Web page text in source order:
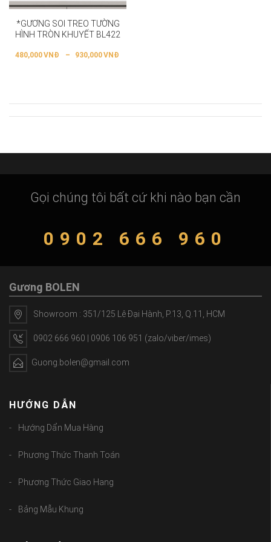
*GƯƠNG SOI TREO TƯỜNG
HÌNH TRÒN KHUYẾT BL422
480,000VNĐ – 930,000VNĐ
Gọi chúng tôi bất cứ khi nào bạn cần
0902 666 960
Gương BOLEN
Showroom : 351/125 Lê Đại Hành, P.13, Q.11, HCM
0902 666 960 | 0906 106 951 (zalo/viber/imes)
Guong.bolen@gmail.com
HƯỚNG DẪN
Hướng Dẩn Mua Hàng
Phương Thức Thanh Toán
Phương Thức Giao Hang
Bảng Mẫu Khung